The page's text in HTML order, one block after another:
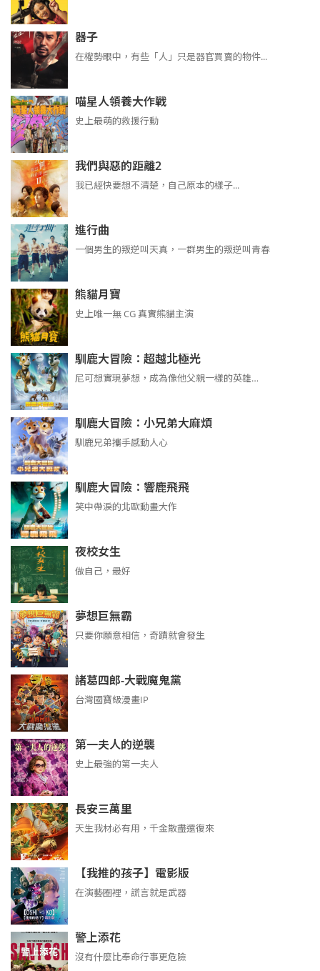
器子
在權勢眼中，有些「人」只是器官買賣的物件...
喵星人領養大作戰
史上最萌的救援行動
我們與惡的距離2
我已經快要想不清楚，自己原本的樣子...
進行曲
​​​一個男生的叛逆叫天真，一群男生的叛逆叫青春
熊貓月寶
史上唯一無 CG 真實熊貓主演
馴鹿大冒險：超越北極光
尼可想實現夢想，成為像他父親一樣的英雄…
馴鹿大冒險：小兄弟大麻煩
馴鹿兄弟攜手感動人心
馴鹿大冒險：響鹿飛飛
笑中帶淚的北歐動畫大作
夜校女生
做自己，最好
夢想巨無霸
只要你願意相信，奇蹟就會發生
諸葛四郎-大戰魔鬼黨
台灣國寶級漫畫IP
第一夫人的逆襲
史上最強的第一夫人
長安三萬里
天生我材必有用，千金散盡還復來
【我推的孩子】電影版
在演藝圈裡，謊言就是武器
警上添花
沒有什麼比奉命行事更危險